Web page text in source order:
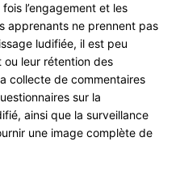
l’engagement et les
apprenants ne prennent pas
ludifiée, il est peu
leur rétention des
collecte de commentaires
sur la
ainsi que la surveillance
une image complète de